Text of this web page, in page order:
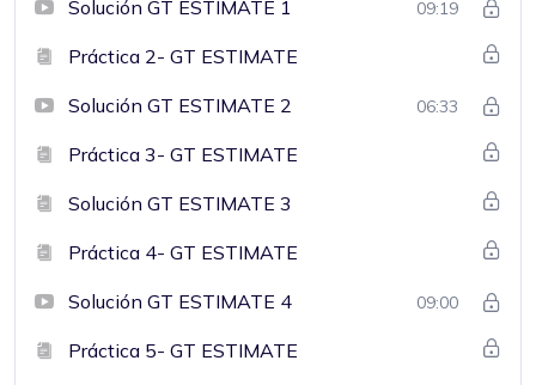
Solución GT ESTIMATE 1 09:19
Práctica 2- GT ESTIMATE
Solución GT ESTIMATE 2 06:33
Práctica 3- GT ESTIMATE
Solución GT ESTIMATE 3
Práctica 4- GT ESTIMATE
Solución GT ESTIMATE 4 09:00
Práctica 5- GT ESTIMATE